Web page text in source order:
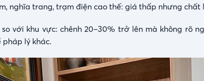
nghĩa trang, trạm điện cao thế: giá thấp nhưng
với khu vực: chênh 20–30% trở lên mà không rõ
pháp lý khác.